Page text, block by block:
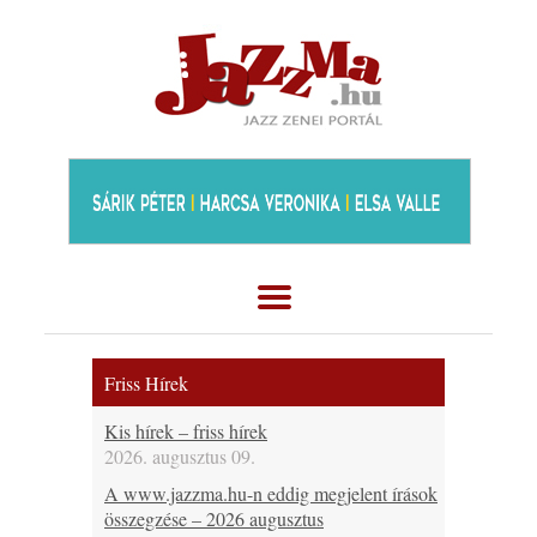
Friss Hírek
Kis hírek – friss hírek
2026. augusztus 09.
A www.jazzma.hu-n eddig megjelent írások
összegzése – 2026 augusztus